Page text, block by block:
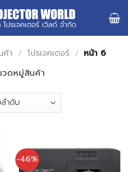
ค้า / โปรเจคเตอร์ / หน้า 6
วดหมู่สินค้า
-46%